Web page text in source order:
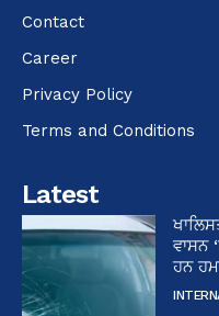
Contact
Career
Privacy Policy
Terms and Conditions
Latest
ਵਾਸਨ
ਹਨ